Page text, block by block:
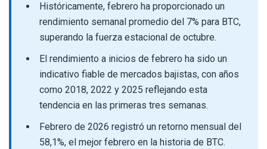
Históricamente, febrero ha proporcionado un
rendimiento semanal promedio del 7% para BTC,
superando la fuerza estacional de octubre.
El rendimiento a inicios de febrero ha sido un
indicativo fiable de mercados bajistas, con años
como 2018, 2022 y 2025 reflejando esta
tendencia en las primeras tres semanas.
Febrero de 2026 registró un retorno mensual del
58,1%, el mejor febrero en la historia de BTC.